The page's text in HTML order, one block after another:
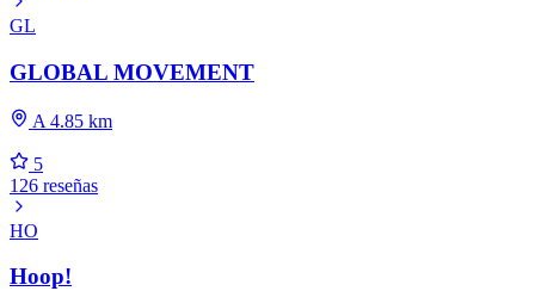
GL
GLOBAL MOVEMENT
A 4.85 km
5
126 reseñas
HO
Hoop!